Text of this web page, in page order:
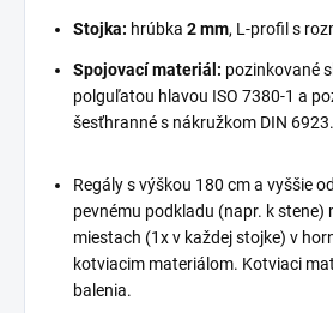
Stojka: hrúbka 2 mm, L-profil s
Spojovací materiál: pozinkované
polguľatou hlavou ISO 7380-1 a
šesťhranné s nákružkom DIN 6923.
Regály s výškou 180 cm a vyššie
pevnému podkladu (napr. k stene)
miestach (1x v každej stojke) v
kotviacim materiálom. Kotviaci
balenia.